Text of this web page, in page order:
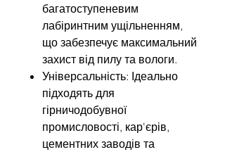
багатоступеневим
лабіринтним ущільненням,
що забезпечує максимальний
захист від пилу та вологи.
Універсальність: Ідеально
підходять для
гірничодобувної
промисловості, кар'єрів,
цементних заводів та